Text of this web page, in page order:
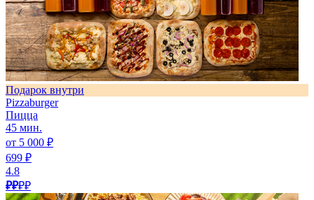
Подарок внутри
Pizzaburger
Пицца
45 мин.
от 5 000 ₽
699 ₽
4.8
₽₽₽₽